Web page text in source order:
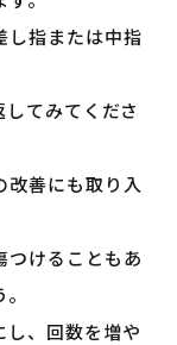
し指または中指
てみてくださ
改善にも取り入
つけることもあ
し、回数を増や